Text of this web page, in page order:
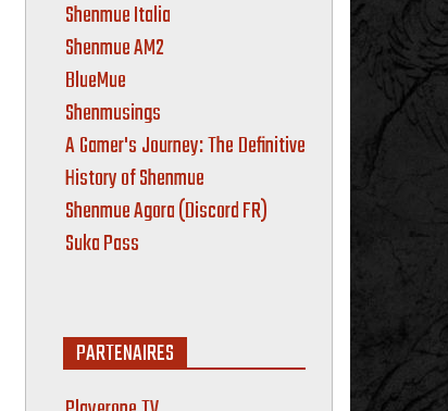
Shenmue Italia
Shenmue AM2
BlueMue
Shenmusings
A Gamer's Journey: The Definitive
History of Shenmue
Shenmue Agora (Discord FR)
Suka Pass
PARTENAIRES